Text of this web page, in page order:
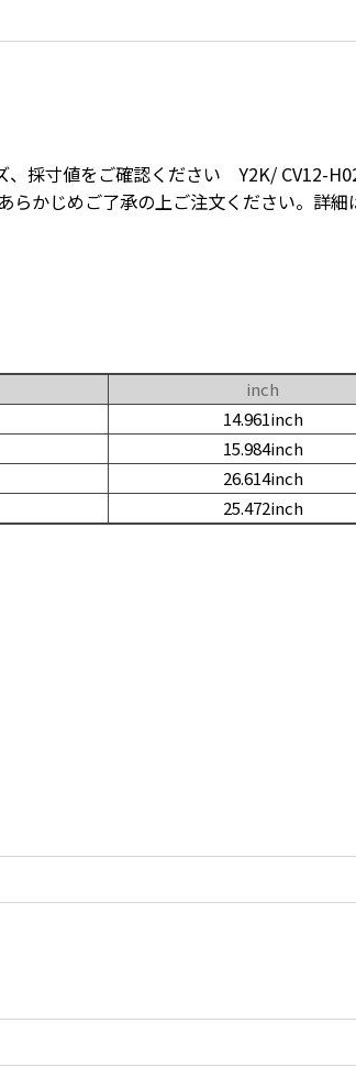
採寸値をご確認ください Y2K/ CV12-
らかじめご了承の上ご注文ください。詳細
inch
14.961inch
15.984inch
26.614inch
25.472inch